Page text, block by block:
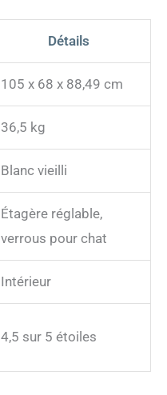
Détails
105 x 68 x 88,49 cm
36,5 kg
Blanc vieilli
Étagère réglable,
verrous pour chat
Intérieur
4,5 sur 5 étoiles